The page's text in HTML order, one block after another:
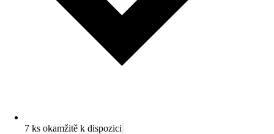
7 ks okamžitě k dispozici